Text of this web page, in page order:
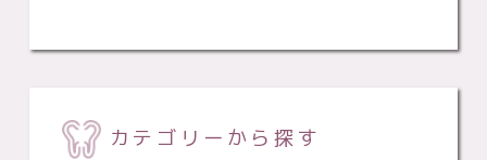
カテゴリーから探す